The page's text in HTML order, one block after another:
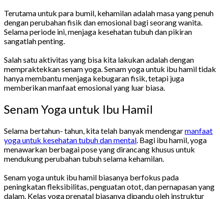
Terutama untuk para bumil, kehamilan adalah masa yang penuh
dengan perubahan fisik dan emosional bagi seorang wanita.
Selama periode ini, menjaga kesehatan tubuh dan pikiran
sangatlah penting.
Salah satu aktivitas yang bisa kita lakukan adalah dengan
mempraktekkan senam yoga. Senam yoga untuk ibu hamil tidak
hanya membantu menjaga kebugaran fisik, tetapi juga
memberikan manfaat emosional yang luar biasa.
Senam Yoga untuk Ibu Hamil
Selama bertahun- tahun, kita telah banyak mendengarmanfaat
yoga untuk kesehatan tubuh dan mental. Bagi ibu hamil, yoga
menawarkan berbagai pose yang dirancang khusus untuk
mendukung perubahan tubuh selama kehamilan.
Senam yoga untuk ibu hamil biasanya berfokus pada
peningkatan fleksibilitas, penguatan otot, dan pernapasan yang
dalam. Kelas yoga prenatal biasanya dipandu oleh instruktur